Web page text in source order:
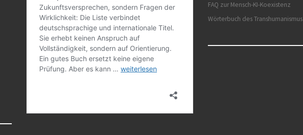
FAQ zur Mensch-KI-Koexistenz
Wörterbuch des Transhumanismus